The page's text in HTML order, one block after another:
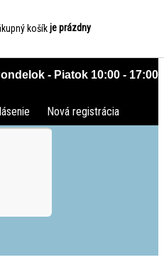
- Piatok 10:00 - 17:00
Nová registrácia
košíkje prázdny